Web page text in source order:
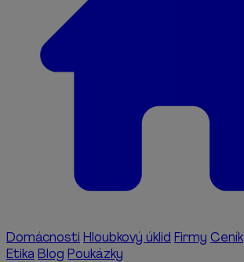
Domácnosti Hloubkový úklid Firmy Ceník
Etika Blog Poukázky